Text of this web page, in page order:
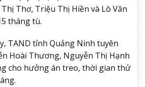
Thơ, Triệu Thị Hiền và Lò Văn
tháng tù.
TAND tỉnh Quảng Ninh tuyên
Hoài Thương, Nguyễn Thị Hạnh
cho hưởng án treo, thời gian thử